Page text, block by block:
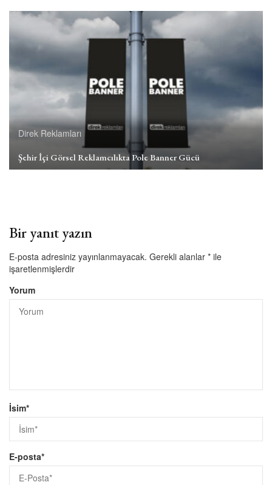
Direk Reklamları
Şehir İçi Görsel Reklamcılıkta Pole Banner Gücü
Bir yanıt yazın
E-posta adresiniz yayınlanmayacak. Gerekli alanlar * ile
işaretlenmişlerdir
Yorum
İsim*
E-posta*